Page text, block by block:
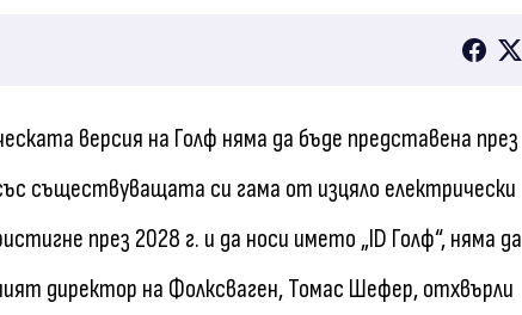
версия на Голф няма да бъде представена през
съществуващата си гама от изцяло електрически
през 2028 г. и да носи името „ID Голф“, няма да
директор на Фолксваген, Томас Шефер, отхвърли